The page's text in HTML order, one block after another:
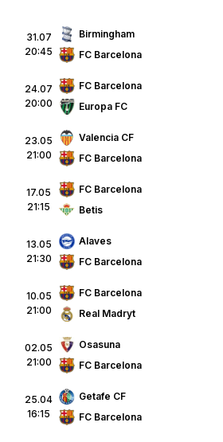
31.07
20:45
Birmingham
FC Barcelona
24.07
20:00
FC Barcelona
Europa FC
23.05
21:00
Valencia CF
FC Barcelona
17.05
21:15
FC Barcelona
Betis
13.05
21:30
Alaves
FC Barcelona
10.05
21:00
FC Barcelona
Real Madryt
02.05
21:00
Osasuna
FC Barcelona
25.04
16:15
Getafe CF
FC Barcelona